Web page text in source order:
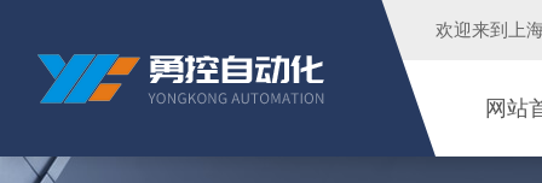
欢迎来到 上
网站